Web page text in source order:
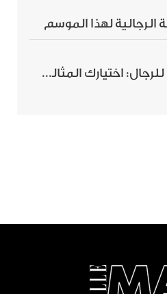
لهذا الموسم
موضة الألوان الفاتحة للرجال: اختيارك المثالي لإطلالة صيفية مبهرة